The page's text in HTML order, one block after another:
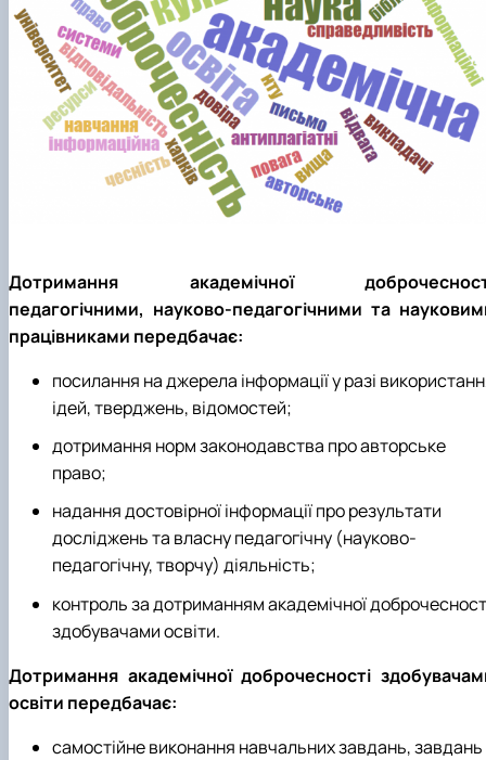
НОВИНИ
факультетом ветеринарної медицини …
Скринька довіри
Вступ 2022 рік
Вступ 2021 рік
Вступ 2020 рік
Вступ 2019 рік
Вступ 2018 рік
Дотримання академічної
педагогічними, науково-педагогічними та
працівниками передбачає:
посилання на джерела інформації у разі
ідей, тверджень, відомостей;
дотримання норм законодавства про авторське
право;
надання достовірної інформації про результати
досліджень та власну педагогічну (науково-
педагогічну, творчу) діяльність;
контроль за дотриманням академічної
здобувачами освіти.
Дотримання академічної доброчесності
освіти передбачає:
самостійне виконання навчальних завдань, завдань